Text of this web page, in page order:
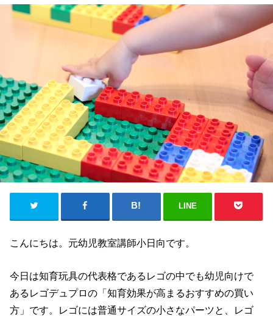
LINE
こんにちは。元幼児教室講師小日向です。
今日は知育玩具の代表格であるレゴの中でも幼児向けで
あるレゴデュプロの「知育効果が高まるおすすめの買い
方」です。レゴには普通サイズの小さなパーツと、レゴ